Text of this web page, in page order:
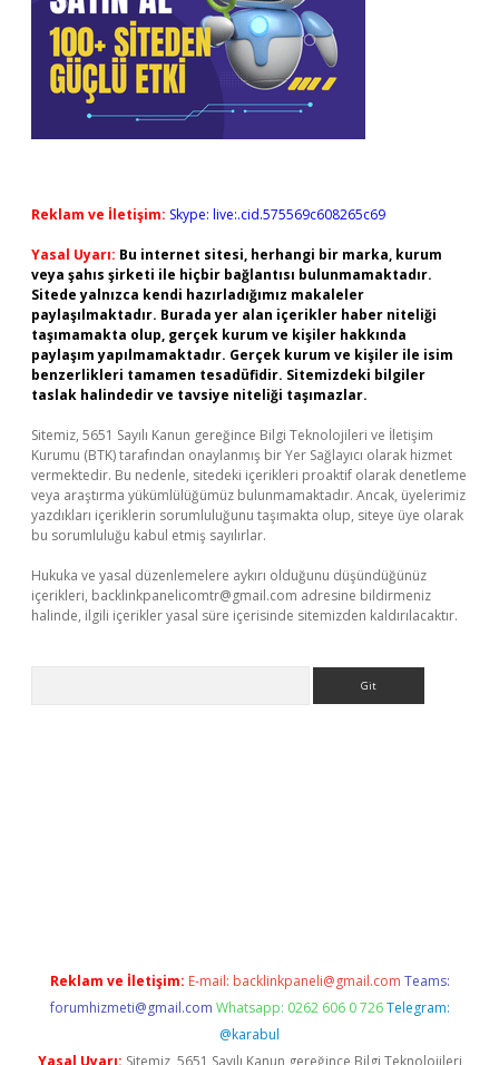
Reklam ve İletişim: Skype: live:.cid.575569c608265c69
Yasal Uyarı: Bu internet sitesi, herhangi bir marka, kurum
veya şahıs şirketi ile hiçbir bağlantısı bulunmamaktadır.
Sitede yalnızca kendi hazırladığımız makaleler
paylaşılmaktadır. Burada yer alan içerikler haber niteliği
taşımamakta olup, gerçek kurum ve kişiler hakkında
paylaşım yapılmamaktadır. Gerçek kurum ve kişiler ile isim
benzerlikleri tamamen tesadüfidir. Sitemizdeki bilgiler
taslak halindedir ve tavsiye niteliği taşımazlar.
Sitemiz, 5651 Sayılı Kanun gereğince Bilgi Teknolojileri ve İletişim
Kurumu (BTK) tarafından onaylanmış bir Yer Sağlayıcı olarak hizmet
vermektedir. Bu nedenle, sitedeki içerikleri proaktif olarak denetleme
veya araştırma yükümlülüğümüz bulunmamaktadır. Ancak, üyelerimiz
yazdıkları içeriklerin sorumluluğunu taşımakta olup, siteye üye olarak
bu sorumluluğu kabul etmiş sayılırlar.
Hukuka ve yasal düzenlemelere aykırı olduğunu düşündüğünüz
içerikleri, backlinkpanelicomtr@gmail.com adresine bildirmeniz
halinde, ilgili içerikler yasal süre içerisinde sitemizden kaldırılacaktır.
Reklam ve İletişim: E-mail: backlinkpaneli@gmail.com Teams:
forumhizmeti@gmail.com Whatsapp: 0262 606 0 726 Telegram:
@karabul
Yasal Uyarı: Sitemiz, 5651 Sayılı Kanun gereğince Bilgi Teknolojileri